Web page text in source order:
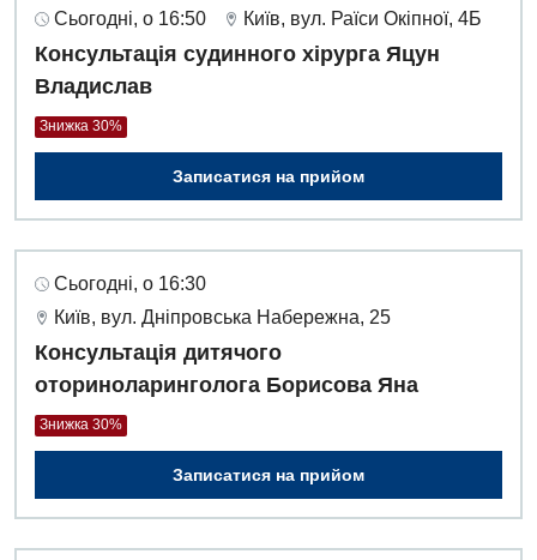
Сьогодні, о 16:50 Київ, вул. Раїси Окіпної, 4Б
Консультація судинного хірурга Яцун
Владислав
Знижка 30%
Записатися на прийом
Сьогодні, о 16:30
Київ, вул. Дніпровська Набережна, 25
Консультація дитячого
оториноларинголога Борисова Яна
Знижка 30%
Записатися на прийом